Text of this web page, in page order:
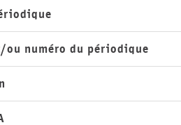
ou numéro du périodique